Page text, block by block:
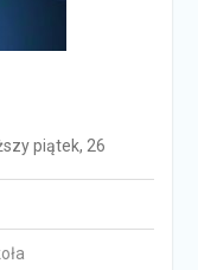
piątek, 26